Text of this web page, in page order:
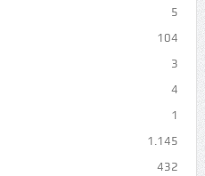
5
104
3
4
1
1.145
432